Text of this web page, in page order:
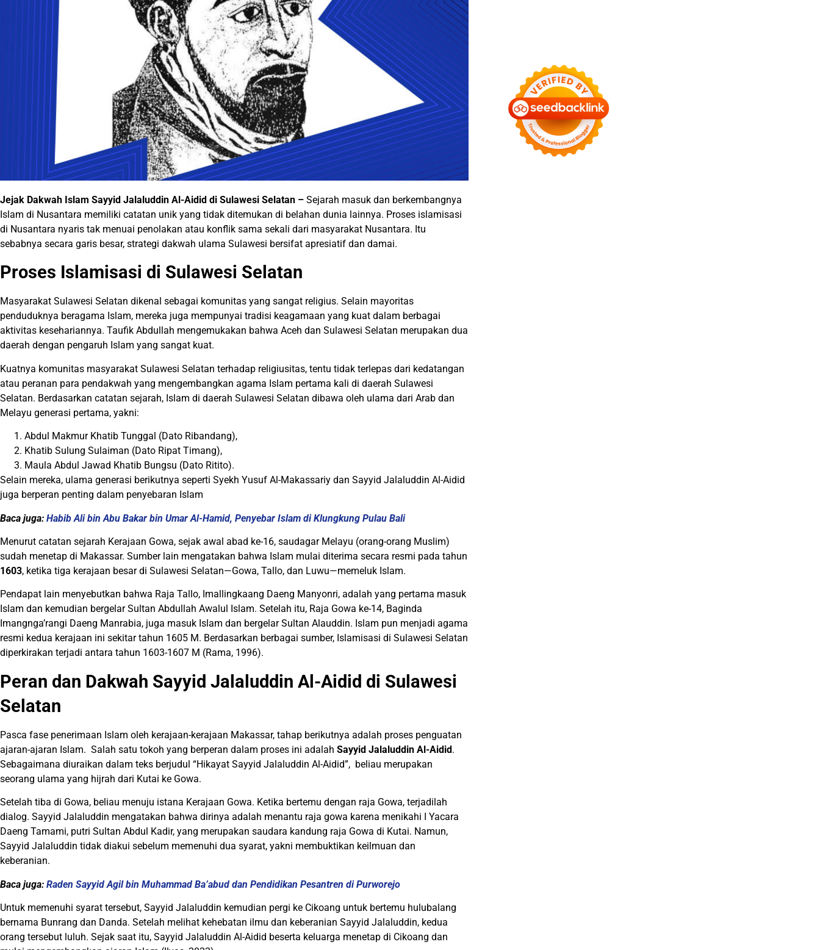
Jejak Dakwah Islam Sayyid Jalaluddin Al-Aidid di Sulawesi Selatan – Sejarah masuk dan berkembangnya
Islam di Nusantara memiliki catatan unik yang tidak ditemukan di belahan dunia lainnya. Proses islamisasi
di Nusantara nyaris tak menuai penolakan atau konflik sama sekali dari masyarakat Nusantara. Itu
sebabnya secara garis besar, strategi dakwah ulama Sulawesi bersifat apresiatif dan damai.
Proses Islamisasi di Sulawesi Selatan
Masyarakat Sulawesi Selatan dikenal sebagai komunitas yang sangat religius. Selain mayoritas
penduduknya beragama Islam, mereka juga mempunyai tradisi keagamaan yang kuat dalam berbagai
aktivitas kesehariannya. Taufik Abdullah mengemukakan bahwa Aceh dan Sulawesi Selatan merupakan dua
daerah dengan pengaruh Islam yang sangat kuat.
Kuatnya komunitas masyarakat Sulawesi Selatan terhadap religiusitas, tentu tidak terlepas dari kedatangan
atau peranan para pendakwah yang mengembangkan agama Islam pertama kali di daerah Sulawesi
Selatan. Berdasarkan catatan sejarah, Islam di daerah Sulawesi Selatan dibawa oleh ulama dari Arab dan
Melayu generasi pertama, yakni:
Abdul Makmur Khatib Tunggal (Dato Ribandang),
Khatib Sulung Sulaiman (Dato Ripat Timang),
Maula Abdul Jawad Khatib Bungsu (Dato Ritito).
Selain mereka, ulama generasi berikutnya seperti Syekh Yusuf Al-Makassariy dan Sayyid Jalaluddin Al-Aidid
juga berperan penting dalam penyebaran Islam
Baca juga: Habib Ali bin Abu Bakar bin Umar Al-Hamid, Penyebar Islam di Klungkung Pulau Bali
Menurut catatan sejarah Kerajaan Gowa, sejak awal abad ke-16, saudagar Melayu (orang-orang Muslim)
sudah menetap di Makassar. Sumber lain mengatakan bahwa Islam mulai diterima secara resmi pada tahun
1603, ketika tiga kerajaan besar di Sulawesi Selatan—Gowa, Tallo, dan Luwu—memeluk Islam.
Pendapat lain menyebutkan bahwa Raja Tallo, Imallingkaang Daeng Manyonri, adalah yang pertama masuk
Islam dan kemudian bergelar Sultan Abdullah Awalul Islam. Setelah itu, Raja Gowa ke-14, Baginda
Imangnga’rangi Daeng Manrabia, juga masuk Islam dan bergelar Sultan Alauddin. Islam pun menjadi agama
resmi kedua kerajaan ini sekitar tahun 1605 M. Berdasarkan berbagai sumber, Islamisasi di Sulawesi Selatan
diperkirakan terjadi antara tahun 1603-1607 M (Rama, 1996).
Peran dan Dakwah Sayyid Jalaluddin Al-Aidid di Sulawesi
Selatan
Pasca fase penerimaan Islam oleh kerajaan-kerajaan Makassar, tahap berikutnya adalah proses penguatan
ajaran-ajaran Islam. Salah satu tokoh yang berperan dalam proses ini adalah Sayyid Jalaluddin Al-Aidid.
Sebagaimana diuraikan dalam teks berjudul “Hikayat Sayyid Jalaluddin Al-Aidid”, beliau merupakan
seorang ulama yang hijrah dari Kutai ke Gowa.
Setelah tiba di Gowa, beliau menuju istana Kerajaan Gowa. Ketika bertemu dengan raja Gowa, terjadilah
dialog. Sayyid Jalaluddin mengatakan bahwa dirinya adalah menantu raja gowa karena menikahi I Yacara
Daeng Tamami, putri Sultan Abdul Kadir, yang merupakan saudara kandung raja Gowa di Kutai. Namun,
Sayyid Jalaluddin tidak diakui sebelum memenuhi dua syarat, yakni membuktikan keilmuan dan
keberanian.
Baca juga: Raden Sayyid Agil bin Muhammad Ba’abud dan Pendidikan Pesantren di Purworejo
Untuk memenuhi syarat tersebut, Sayyid Jalaluddin kemudian pergi ke Cikoang untuk bertemu hulubalang
bernama Bunrang dan Danda. Setelah melihat kehebatan ilmu dan keberanian Sayyid Jalaluddin, kedua
orang tersebut luluh. Sejak saat itu, Sayyid Jalaluddin Al-Aidid beserta keluarga menetap di Cikoang dan